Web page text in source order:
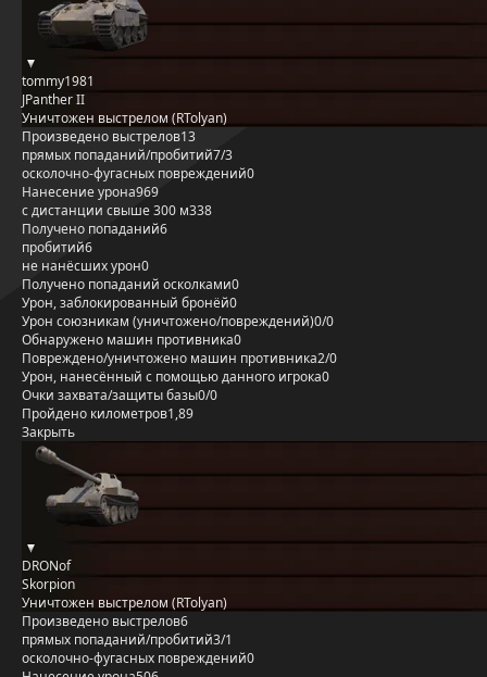
tommy1981
JPanther II
Уничтожен выстрелом (RTolyan)
Произведено выстрелов13
прямых попаданий/пробитий7/3
осколочно-фугасных повреждений0
Нанесение урона969
с дистанции свыше 300 м338
Получено попаданий6
пробитий6
не нанёсших урон0
Получено попаданий осколками0
Урон, заблокированный бронёй0
Урон союзникам (уничтожено/повреждений)0/0
Обнаружено машин противника0
Повреждено/уничтожено машин противника2/0
Урон, нанесённый с помощью данного игрока0
Очки захвата/защиты базы0/0
Пройдено километров1,89
Закрыть
DRONof
Skorpion
Уничтожен выстрелом (RTolyan)
Произведено выстрелов6
прямых попаданий/пробитий3/1
осколочно-фугасных повреждений0